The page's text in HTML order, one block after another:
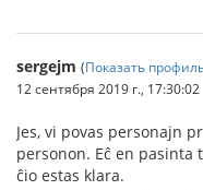
sergejm (Показать
12 сентября 2019 г., 17:30:02
Jes, vi povas personajn
personon. Eĉ en pasinta
ĉio estas klara.